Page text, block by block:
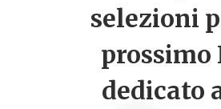
selezioni
prossimo
dedicato